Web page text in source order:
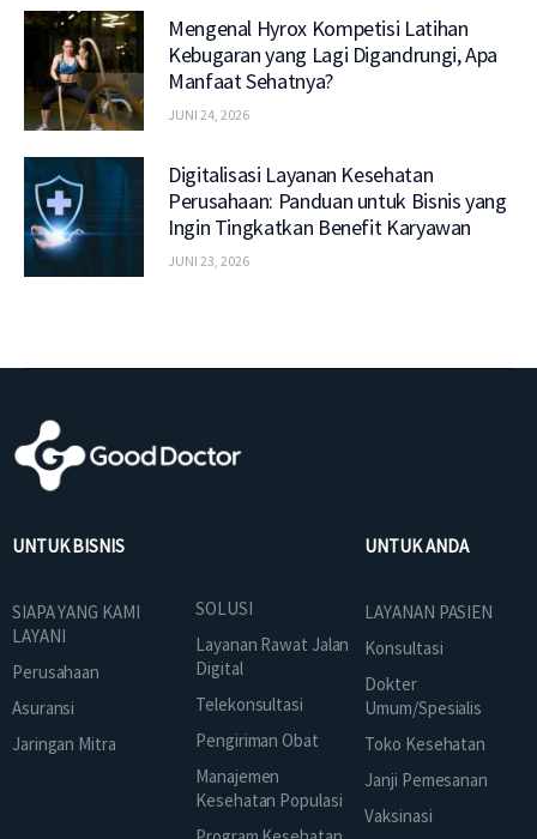
Mengenal Hyrox Kompetisi Latihan
Kebugaran yang Lagi Digandrungi, Apa
Manfaat Sehatnya?
JUNI 24, 2026
Digitalisasi Layanan Kesehatan
Perusahaan: Panduan untuk Bisnis yang
Ingin Tingkatkan Benefit Karyawan
JUNI 23, 2026
UNTUK BISNIS
SIAPA YANG KAMI
LAYANI
Perusahaan
Asuransi
Jaringan Mitra
SOLUSI
Layanan Rawat Jalan
Digital
Telekonsultasi
Pengiriman Obat
Manajemen
Kesehatan Populasi
UNTUK ANDA
LAYANAN PASIEN
Konsultasi
Dokter
Umum/Spesialis
Toko Kesehatan
Janji Pemesanan
Vaksinasi